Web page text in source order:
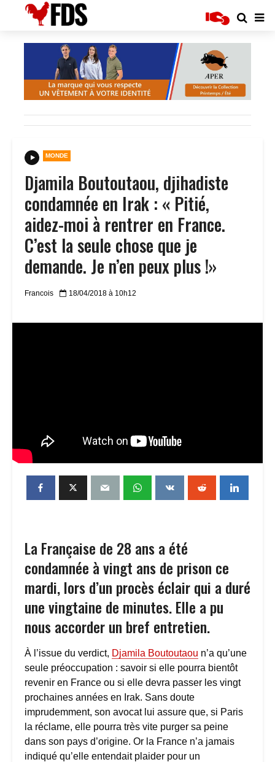
MONDE
Djamila Boutoutaou, djihadiste
condamnée en Irak : « Pitié,
aidez-moi à rentrer en France.
C’est la seule chose que je
demande. Je n’en peux plus !»
Francois 18/04/2018 à 10h12
La Française de 28 ans a été
condamnée à vingt ans de prison ce
mardi, lors d’un procès éclair qui a duré
une vingtaine de minutes. Elle a pu
nous accorder un bref entretien.
À l’issue du verdict, Djamila Boutoutaou n’a qu’une
seule préoccupation : savoir si elle pourra bientôt
revenir en France ou si elle devra passer les vingt
prochaines années en Irak. Sans doute
imprudemment, son avocat lui assure que, si Paris
la réclame, elle pourra très vite purger sa peine
dans son pays d’origine. Or la France n’a jamais
indiqué qu’elle entendait plaider pour un